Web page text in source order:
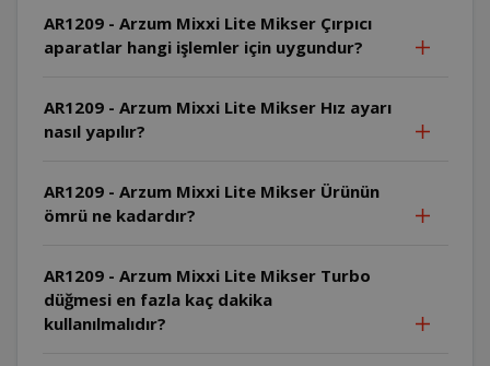
AR1209 - Arzum Mixxi Lite Mikser Çırpıcı
aparatlar hangi işlemler için uygundur?
AR1209 - Arzum Mixxi Lite Mikser Hız ayarı
nasıl yapılır?
AR1209 - Arzum Mixxi Lite Mikser Ürünün
ömrü ne kadardır?
AR1209 - Arzum Mixxi Lite Mikser Turbo
düğmesi en fazla kaç dakika
kullanılmalıdır?